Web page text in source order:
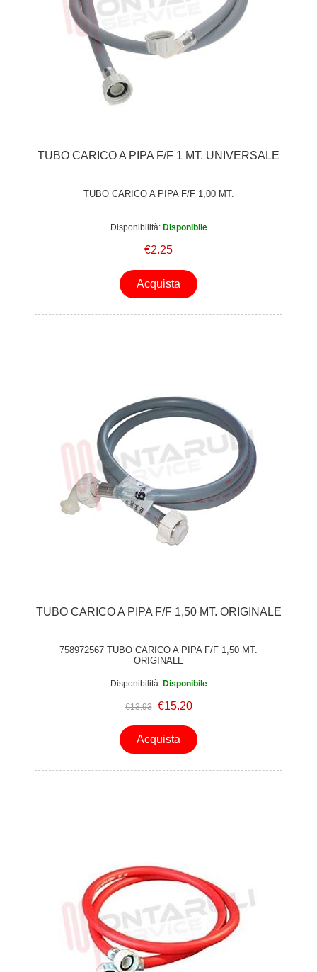
TUBO CARICO A PIPA F/F 1 MT. UNIVERSALE
TUBO CARICO A PIPA F/F 1,00 MT.
Disponibilità: Disponibile
€2.25
Acquista
TUBO CARICO A PIPA F/F 1,50 MT. ORIGINALE
758972567 TUBO CARICO A PIPA F/F 1,50 MT.
ORIGINALE
Disponibilità: Disponibile
€13.93 €15.20
Acquista